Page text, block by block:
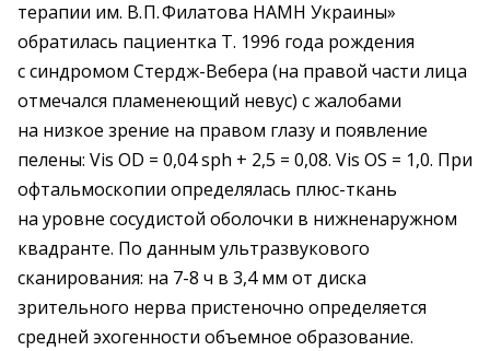
терапии им. В. П. Филатова НАМН Украины»
обратилась паци­ентка Т. 1996 года рождения
с синдромом Стердж-Вебера (на правой части лица
отмечался пламенеющий невус) с жалобами
на низкое зрение на правом глазу и появление
пелены: Vis OD = 0,04 sph + 2,5 = 0,08. Vis OS = 1,0. При
офтальмоскопии определялась плюс-ткань
на уровне сосудистой оболочки в нижненаружном
квадранте. По данным ультразвукового
сканирования: на 7-8 ч в 3,4 мм от диска
зрительного нерва пристеночно определяется
средней эхогенности объем­ное образование.